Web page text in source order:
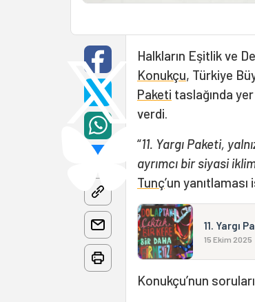
Halkların Eşitlik ve
Konukçu, Türkiye
Paketi taslağında
verdi.
“11. Yargı Paketi,
ayrımcı bir siyasi
Tunç’un
11. Yargı
15 Ekim 2025
Konukçu’nun